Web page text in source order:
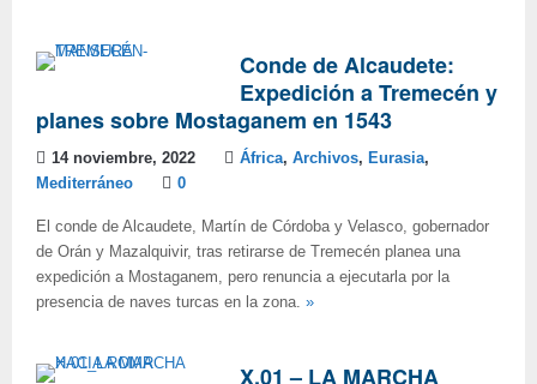
Conde de Alcaudete:
Expedición a Tremecén y
planes sobre Mostaganem en 1543
14 noviembre, 2022 África, Archivos, Eurasia,
Mediterráneo
0
El conde de Alcaudete, Martín de Córdoba y Velasco, gobernador
de Orán y Mazalquivir, tras retirarse de Tremecén planea una
expedición a Mostaganem, pero renuncia a ejecutarla por la
presencia de naves turcas en la zona. »
X.01 – LA MARCHA